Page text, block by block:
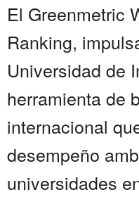
El Greenmetric
Ranking,
Universidad de
herramienta de
internacional
desempeño
universidades